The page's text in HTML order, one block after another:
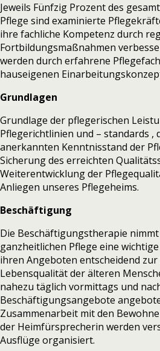
Jeweils Fünfzig Prozent des
Pflege sind examinierte
ihre fachliche Kompetenz durch
Fortbildungsmaßnahmen
werden durch erfahrene
hauseigenen
Grundlagen
Grundlage der pflegerischen
Pflegerichtlinien und – standards ,
anerkannten Kenntnisstand der
Sicherung des erreichten
Weiterentwicklung der
Anliegen unseres Pflegeheims.
Beschäftigung
Die Beschäftigungstherapie
ganzheitlichen Pflege eine
ihren Angeboten entscheidend
Lebensqualität der älteren
nahezu täglich vormittags und
Beschäftigungsangebote
Zusammenarbeit mit den
der Heimfürsprecherin werden
Ausflüge organisiert.